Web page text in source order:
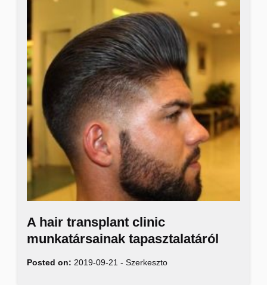
A hair transplant clinic
munkatársainak tapasztalatáról
Posted on: 2019-09-21 - Szerkeszto